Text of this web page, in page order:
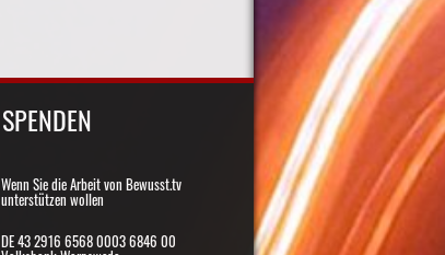
SPENDEN
Wenn Sie die Arbeit von Bewusst.tv
unterstützen wollen
DE 43 2916 6568 0003 6846 00